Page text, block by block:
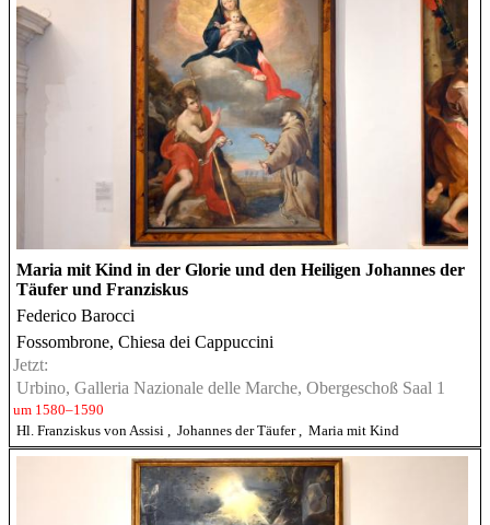
Maria mit Kind in der Glorie und den Heiligen Johannes der
Täufer und Franziskus
Federico Barocci
Fossombrone, Chiesa dei Cappuccini
Jetzt:
Urbino, Galleria Nazionale delle Marche, Obergeschoß Saal 1
um 1580–1590
Hl. Franziskus von Assisi , Johannes der Täufer , Maria mit Kind